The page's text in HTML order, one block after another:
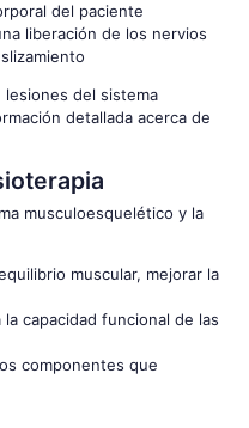
del paciente
liberación de los nervios
del sistema
detallada acerca de
musculoesquelético y la
muscular, mejorar la
capacidad funcional de las
componentes que